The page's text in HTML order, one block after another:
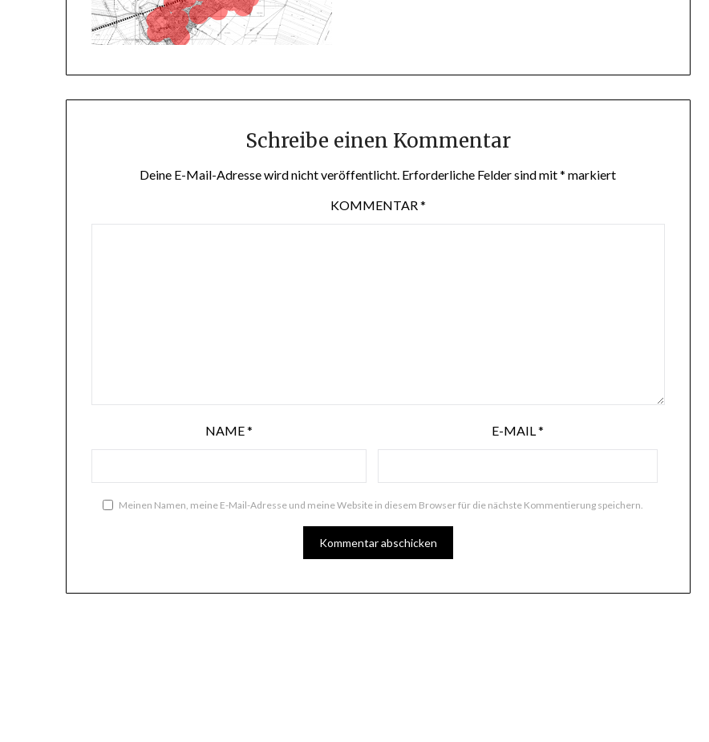
Schreibe einen Kommentar
Deine E-Mail-Adresse wird nicht veröffentlicht. Erforderliche Felder sind mit* markiert
KOMMENTAR*
NAME* E-MAIL*
Meinen Namen, meine E-Mail-Adresse und meine Website in diesem Browser für die nächste Kommentierung speichern.